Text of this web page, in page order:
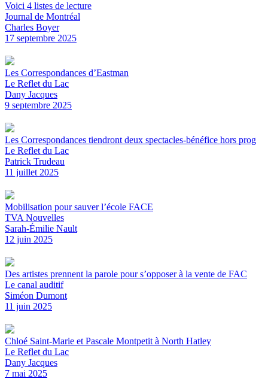
Voici 4 listes de lecture
Journal de Montréal
Charles Boyer
17 septembre 2025
Les Correspondances d’Eastman
Le Reflet du Lac
Dany Jacques
9 septembre 2025
Les Correspondances tiendront deux spectacles-bénéfice hors prog
Le Reflet du Lac
Patrick Trudeau
11 juillet 2025
Mobilisation pour sauver l’école FACE
TVA Nouvelles
Sarah-Émilie Nault
12 juin 2025
Des artistes prennent la parole pour s’opposer à la vente de FAC
Le canal auditif
Siméon Dumont
11 juin 2025
Chloé Saint-Marie et Pascale Montpetit à North Hatley
Le Reflet du Lac
Dany Jacques
7 mai 2025